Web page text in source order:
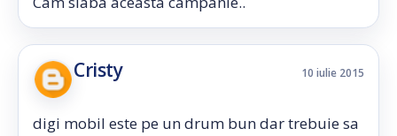
Cristy 10 iulie 2015
digi mobil este pe un drum bun dar trebuie sa